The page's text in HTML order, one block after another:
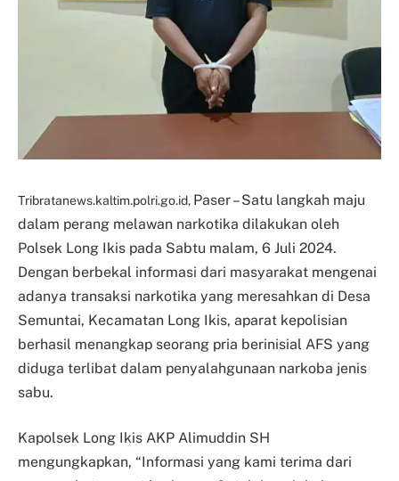
Tribratanews.kaltim.polri.go.id, Paser – Satu langkah maju
dalam perang melawan narkotika dilakukan oleh
Polsek Long Ikis pada Sabtu malam, 6 Juli 2024.
Dengan berbekal informasi dari masyarakat mengenai
adanya transaksi narkotika yang meresahkan di Desa
Semuntai, Kecamatan Long Ikis, aparat kepolisian
berhasil menangkap seorang pria berinisial AFS yang
diduga terlibat dalam penyalahgunaan narkoba jenis
sabu.
Kapolsek Long Ikis AKP Alimuddin SH
mengungkapkan, “Informasi yang kami terima dari